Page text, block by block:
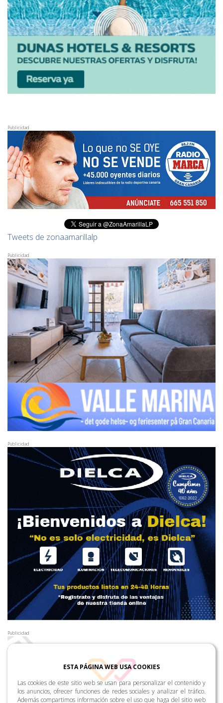
Publicidad
Tweets de zonaamarillalp
Publicidad
Publicidad
Publicidad
ESTA PÁGINA WEB USA COOKIES
Las cookies de este sitio web se usan para personalizar el contenido y
los anuncios, ofrecer funciones de redes sociales y analizar el tráfico.
Además compartimos información sobre el uso que haga del sitio web